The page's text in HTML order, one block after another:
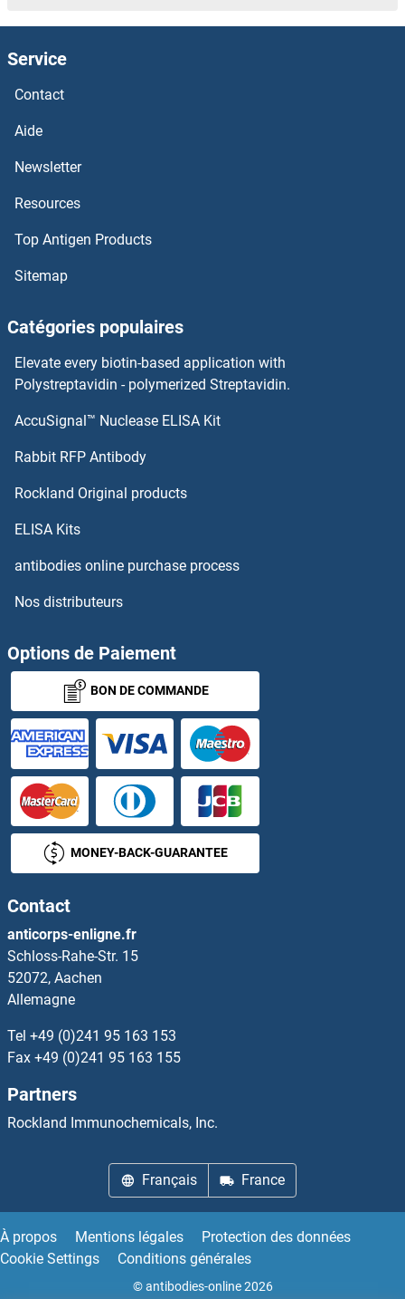
WRNIP1 Kits ELISA
WRAP53 Kits ELISA
WNT9A Kits ELISA
WNT8A Kits ELISA
WNT7B Kits ELISA
WNT6 Kits ELISA
WNT5B Kits ELISA
WNT5A Kits ELISA
XIAP Kits ELISA
XKR7 Kits ELISA
XKRX Kits ELISA
XPA Kits ELISA
XPC Kits ELISA
XPNPEP2 Kits ELISA
XPO1 Kits ELISA
XPO5 Kits ELISA
xpr1 Kits ELISA
XRCC1 Kits ELISA
XRCC2 Kits ELISA
XRCC4 Kits ELISA
XRCC5 Kits ELISA
XRN1 Kits ELISA
XYLT1 Kits ELISA
Service
Contact
Aide
Newsletter
Resources
Top Antigen Products
Sitemap
Catégories populaires
Elevate every biotin-based application with
Polystreptavidin - polymerized Streptavidin.
AccuSignal™ Nuclease ELISA Kit
Rabbit RFP Antibody
Rockland Original products
ELISA Kits
antibodies online purchase process
Nos distributeurs
Options de Paiement
BON DE COMMANDE
MONEY-BACK-GUARANTEE
Contact
anticorps-enligne.fr
Schloss-Rahe-Str. 15
52072, Aachen
Allemagne
Tel +49 (0)241 95 163 153
Fax +49 (0)241 95 163 155
Partners
Rockland Immunochemicals, Inc.
Français France
À propos Mentions légales
Protection des données
Cookie Settings
Conditions générales
© antibodies-online 2026